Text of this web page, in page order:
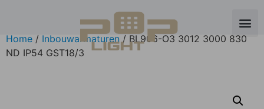
Home / Inbouwarmaturen / BL906-O3 3012 3000 830
ND IP54 GST18/3